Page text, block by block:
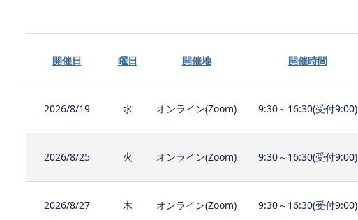
開催日 曜日 開催地 開催時間
2026/8/19 水 オンライン(Zoom) 9:30～16:30(受付9:00)
2026/8/25 火 オンライン(Zoom) 9:30～16:30(受付9:00)
2026/8/27 木 オンライン(Zoom) 9:30～16:30(受付9:00)